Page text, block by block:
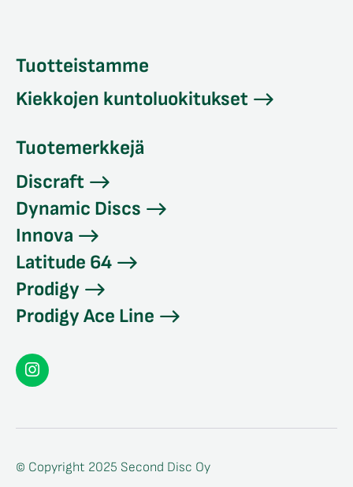
Tuotteistamme
Kiekkojen kuntoluokitukset
Tuotemerkkejä
Discraft
Dynamic Discs
Innova
Latitude 64
Prodigy
Prodigy Ace Line
Seconddisc
© Copyright 2025 Second Disc Oy